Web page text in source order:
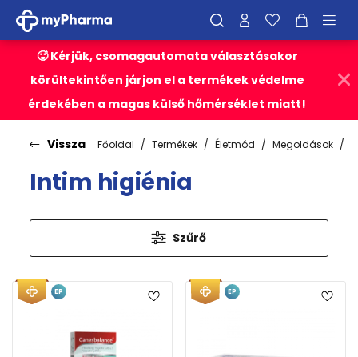
🥵 Kérjük, csomagautomata választásakor
körültekintően járjon el a termékek védelme
érdekében a magas külső hőmérséklet miatt!
Vissza Főoldal Termékek Életmód Megoldások
Intim higiénia
Szűrő
EP EP